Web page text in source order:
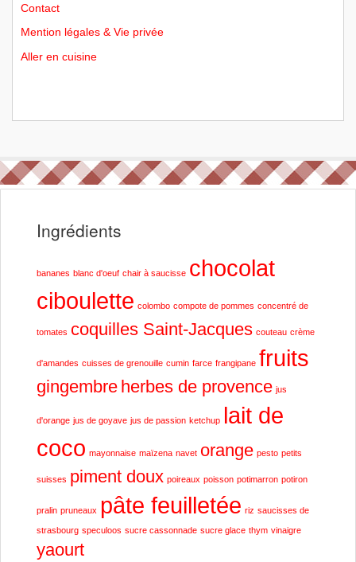
Contact
Mention légales & Vie privée
Aller en cuisine
Ingrédients
bananes blanc d'oeuf chair à saucisse chocolat
ciboulette colombo compote de pommes concentré de
tomates coquilles Saint-Jacques couteau crème
d'amandes cuisses de grenouille cumin farce frangipane fruits
gingembre herbes de provence jus
d'orange jus de goyave jus de passion ketchup lait de
coco mayonnaise maïzena navet orange pesto petits
suisses piment doux poireaux poisson potimarron potiron
pralin pruneaux pâte feuilletée riz saucisses de
strasbourg speculoos sucre cassonnade sucre glace thym vinaigre
yaourt